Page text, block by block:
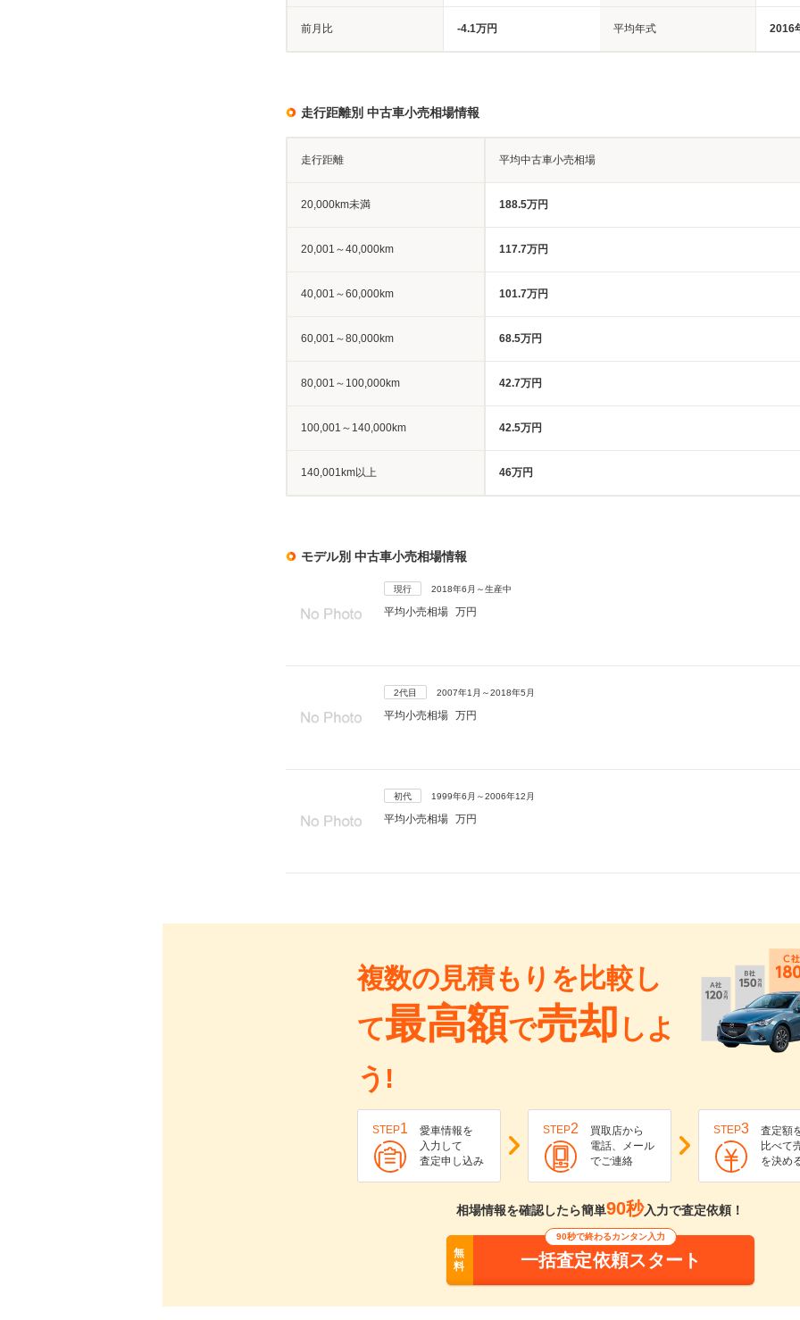
前月比 -4.1万円 平均年式 2016
走行距離別 中古車小売相場情報
走行距離 平均中古車小売相場
20,000km未満 188.5万円
20,001～40,000km 117.7万円
40,001～60,000km 101.7万円
60,001～80,000km 68.5万円
80,001～100,000km 42.7万円
100,001～140,000km 42.5万円
140,001km以上 46万円
モデル別 中古車小売相場情報
現行 2018年6月～生産中
平均小売相場 万円
2代目 2007年1月～2018年5月
平均小売相場 万円
初代 1999年6月～2006年12月
平均小売相場 万円
複数の見積もりを比較し
て最高額で売却 しよ
う!
STEP1
愛車情報を
入力して
査定申し込み
STEP2
買取店から
電話、メール
でご連絡
STEP3
査定額
比べて
を決め
相場情報を確認したら簡単90秒入力で査定依頼！
無
料
90秒で終わるカンタン入力
一括査定依頼スタート